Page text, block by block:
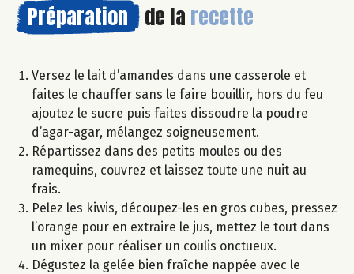
Préparation de la recette
Versez le lait d’amandes dans une casserole et
faites le chauffer sans le faire bouillir, hors du feu
ajoutez le sucre puis faites dissoudre la poudre
d’agar-agar, mélangez soigneusement.
Répartissez dans des petits moules ou des
ramequins, couvrez et laissez toute une nuit au
frais.
Pelez les kiwis, découpez-les en gros cubes, pressez
l’orange pour en extraire le jus, mettez le tout dans
un mixer pour réaliser un coulis onctueux.
Dégustez la gelée bien fraîche nappée avec le